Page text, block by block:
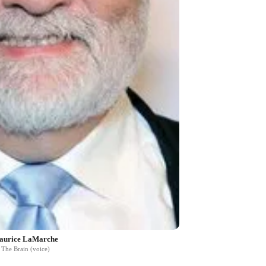
LaMarche
The Brain (voice)